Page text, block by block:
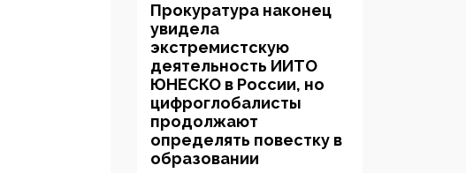
Прокуратура наконец
увидела
экстремистскую
деятельность ИИТО
ЮНЕСКО в России, но
цифроглобалисты
продолжают
определять повестку в
образовании